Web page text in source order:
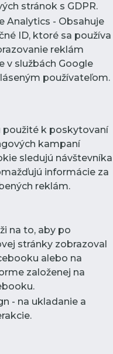
stránok s GDPR.
Analytics - Obsahuje
ID, ktoré sa používa
reklám
v službách Google
používateľom.
použité k poskytovaní
kampaní
sledujú návštevníka
informácie za
reklám.
na to, aby po
stránky zobrazoval
alebo na
založenej na
- na ukladanie a